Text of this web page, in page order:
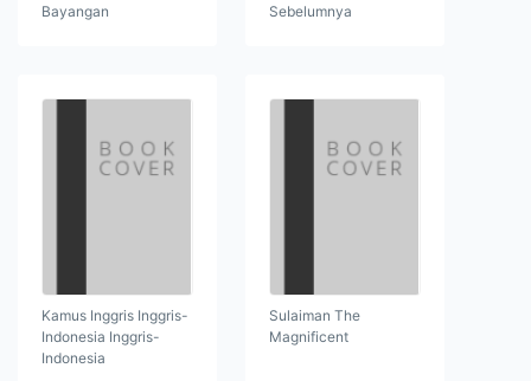
Bayangan
Sebelumnya
Kamus Inggris Inggris-
Indonesia Inggris-
Indonesia
Sulaiman The
Magnificent